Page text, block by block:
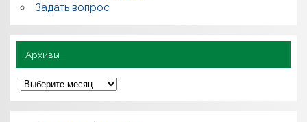
з
Задать вопрос
Архивы
А
р
х
и